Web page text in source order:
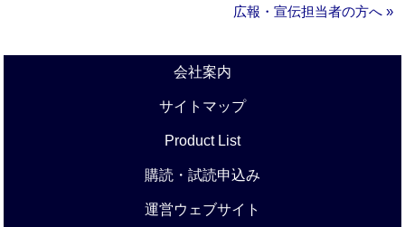
広報・宣伝担当者の方へ »
会社案内
サイトマップ
Product List
購読・試読申込み
運営ウェブサイト